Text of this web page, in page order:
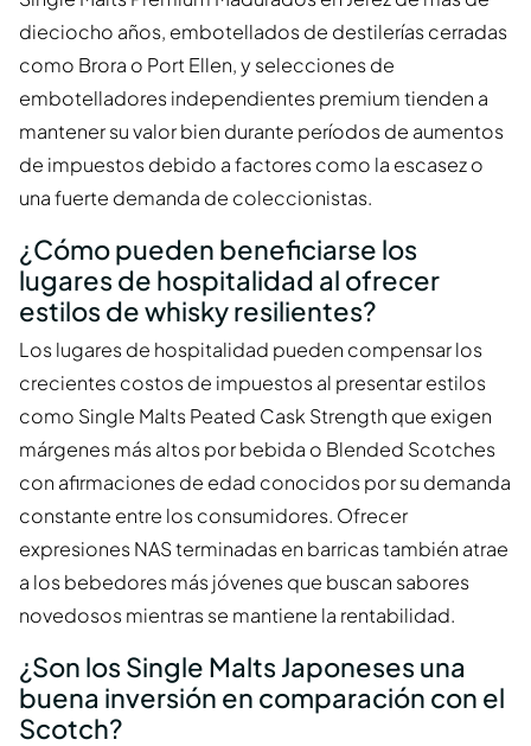
dieciocho años, embotellados de destilerías cerradas
como Brora o Port Ellen, y selecciones de
embotelladores independientes premium tienden a
mantener su valor bien durante períodos de aumentos
de impuestos debido a factores como la escasez o
una fuerte demanda de coleccionistas.
¿Cómo pueden beneficiarse los
lugares de hospitalidad al ofrecer
estilos de whisky resilientes?
Los lugares de hospitalidad pueden compensar los
crecientes costos de impuestos al presentar estilos
como Single Malts Peated Cask Strength que exigen
márgenes más altos por bebida o Blended Scotches
con afirmaciones de edad conocidos por su demanda
constante entre los consumidores. Ofrecer
expresiones NAS terminadas en barricas también atrae
a los bebedores más jóvenes que buscan sabores
novedosos mientras se mantiene la rentabilidad.
¿Son los Single Malts Japoneses una
buena inversión en comparación con el
Scotch?